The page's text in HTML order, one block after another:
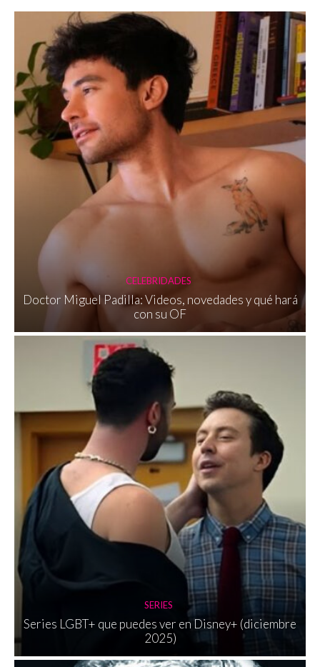
CELEBRIDADES
Doctor Miguel Padilla: Videos, novedades y qué hará
con su OF
SERIES
Series LGBT+ que puedes ver en Disney+ (diciembre
2025)